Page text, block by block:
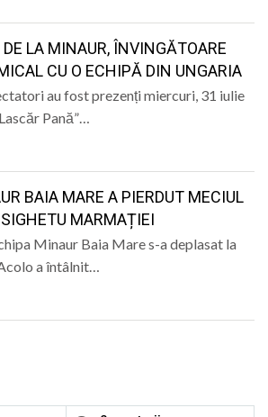
LA MINAUR, ÎNVINGĂTOARE
CU O ECHIPĂ DIN UNGARIA
au fost prezenți miercuri, 31 iulie
Pană”…
BAIA MARE A PIERDUT MECIUL
MARMAȚIEI
Minaur Baia Mare s-a deplasat la
a întâlnit…